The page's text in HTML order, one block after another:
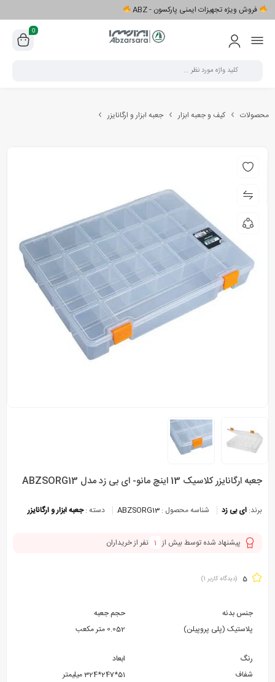
فروش ویژه تجهیزات ایمنی پارکسون - ABZ
0
محصولات کیف و جعبه ابزار جعبه ابزار و ارگانایزر
جعبه ارگانایزر کلاسیک 13 اینچ مانو- ای بی زد مدل ABZSORG13
برند: ای بی زد شناسه محصول : ABZSORG13 دسته :جعبه ابزار و ارگانایزر
پیشنهاد شده توسط بیش از 1 نفر از خریداران
5 (دیدگاه کاربر 1
)
جنس بدنه
پلاستیک (پلی پروپیلن)
حجم جعبه
0.052 متر مکعب
رنگ
شفاف
ابعاد
51*247*324 میلیمتر